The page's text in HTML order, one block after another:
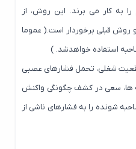
کار می برند. این روش، از
قبلی برخوردار است.( عموما
استفاده خواهدشد. )
شغلی، تحمل فشارهای عصبی
سعی در کشف چگونگی واکنش
را به فشارهای ناشی از